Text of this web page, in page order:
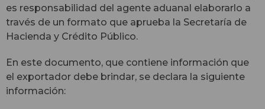
es responsabilidad del agente aduanal elaborarlo a
través de un formato que aprueba la Secretaría de
Hacienda y Crédito Público.
En este documento, que contiene información que
el exportador debe brindar, se declara la siguiente
información: